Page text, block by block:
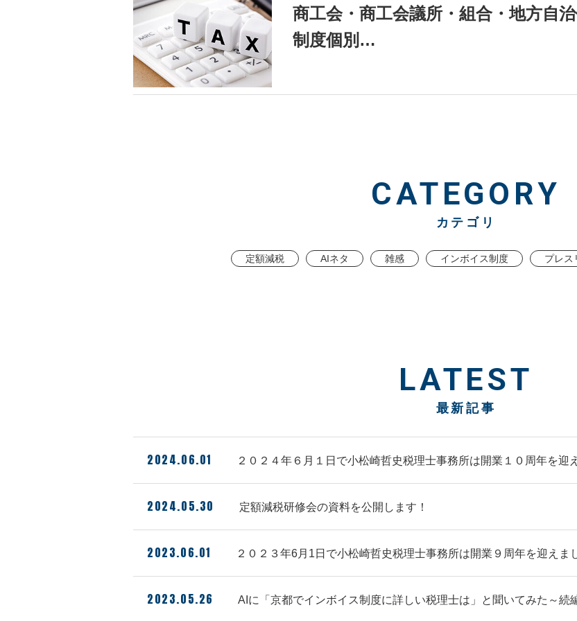
商工会・商工会議所・組合・地方自
制度個別…
CATEGORY
カテゴリ
定額減税 AIネタ 雑感 インボイス制度 プレス
LATEST
最新記事
2024.06.01 ２０２４年６月１日で小松崎哲史税理士事務所は開業１０周年を迎
2024.05.30 定額減税研修会の資料を公開します！
2023.06.01 ２０２３年6月1日で小松崎哲史税理士事務所は開業９周年を迎えま
2023.05.26 AIに「京都でインボイス制度に詳しい税理士は」と聞いてみた～続